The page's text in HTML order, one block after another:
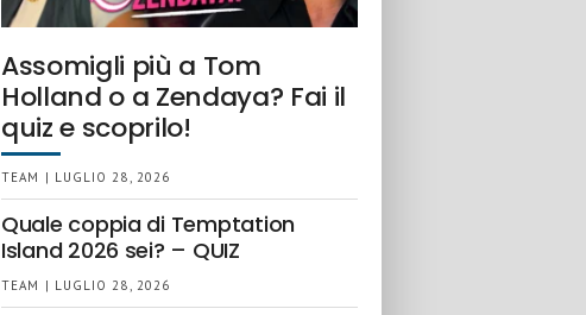
Assomigli più a Tom
Holland o a Zendaya? Fai il
quiz e scoprilo!
TEAM | LUGLIO 28, 2026
Quale coppia di Temptation
Island 2026 sei? – QUIZ
TEAM | LUGLIO 28, 2026